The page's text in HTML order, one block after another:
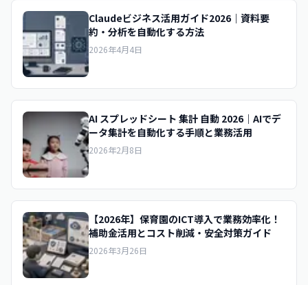
Claudeビジネス活用ガイド2026｜資料要
約・分析を自動化する方法
2026年4月4日
AI スプレッドシート 集計 自動 2026｜AIでデ
ータ集計を自動化する手順と業務活用
2026年2月8日
【2026年】保育園のICT導入で業務効率化！
補助金活用とコスト削減・安全対策ガイド
2026年3月26日